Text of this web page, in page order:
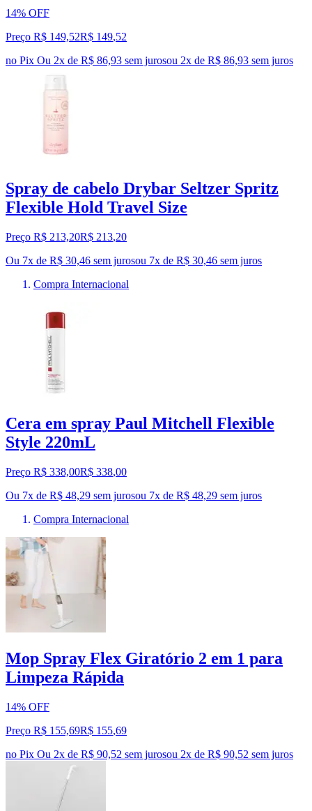
14% OFF
Preço R$ 149,52R$ 149,52
no Pix Ou 2x de R$ 86,93 sem jurosou 2x de R$ 86,93 sem juros
Spray de cabelo Drybar Seltzer Spritz
Flexible Hold Travel Size
Preço R$ 213,20R$ 213,20
Ou 7x de R$ 30,46 sem jurosou 7x de R$ 30,46 sem juros
Compra Internacional
Cera em spray Paul Mitchell Flexible
Style 220mL
Preço R$ 338,00R$ 338,00
Ou 7x de R$ 48,29 sem jurosou 7x de R$ 48,29 sem juros
Compra Internacional
Mop Spray Flex Giratório 2 em 1 para
Limpeza Rápida
14% OFF
Preço R$ 155,69R$ 155,69
no Pix Ou 2x de R$ 90,52 sem jurosou 2x de R$ 90,52 sem juros